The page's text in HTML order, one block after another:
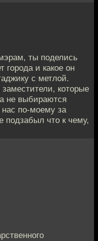
ты поделись
города и какое он
с метлой.
которые
не выбираются
нас по-моему за
что к чему,